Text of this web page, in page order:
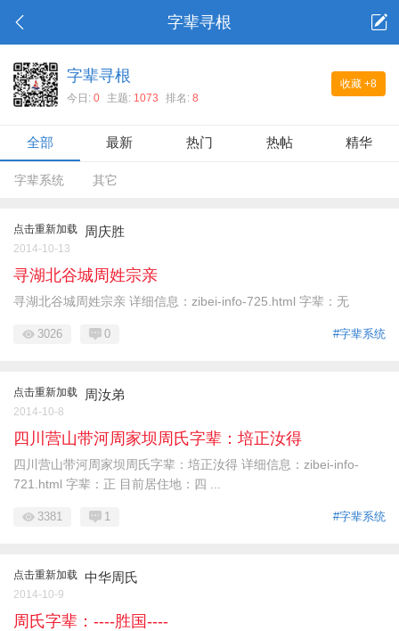
字辈寻根
收藏 +8
字辈寻根
今日: 0 主题: 1073 排名: 8
全部 最新 热门 热帖 精华
字辈系统 其它
点击重新加载 周庆胜
2014-10-13
寻湖北谷城周姓宗亲
寻湖北谷城周姓宗亲 详细信息：zibei-info-725.html 字辈：无
#字辈系统
3026 0
点击重新加载 周汝弟
2014-10-8
四川营山带河周家坝周氏字辈：培正汝得
四川营山带河周家坝周氏字辈：培正汝得 详细信息：zibei-info-
721.html 字辈：正 目前居住地：四 ...
#字辈系统
3381 1
点击重新加载 中华周氏
2014-10-9
周氏字辈：----胜国----